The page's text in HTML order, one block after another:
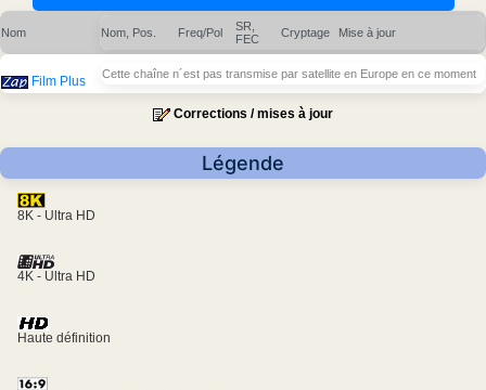
Nom Nom, Pos. Freq/Pol
SR,
FEC
Cryptage Mise à jour
Film Plus Cette chaîne n´est pas transmise par satellite en Europe en ce moment
Corrections / mises à jour
Légende
8K - Ultra HD
4K - Ultra HD
Haute définition